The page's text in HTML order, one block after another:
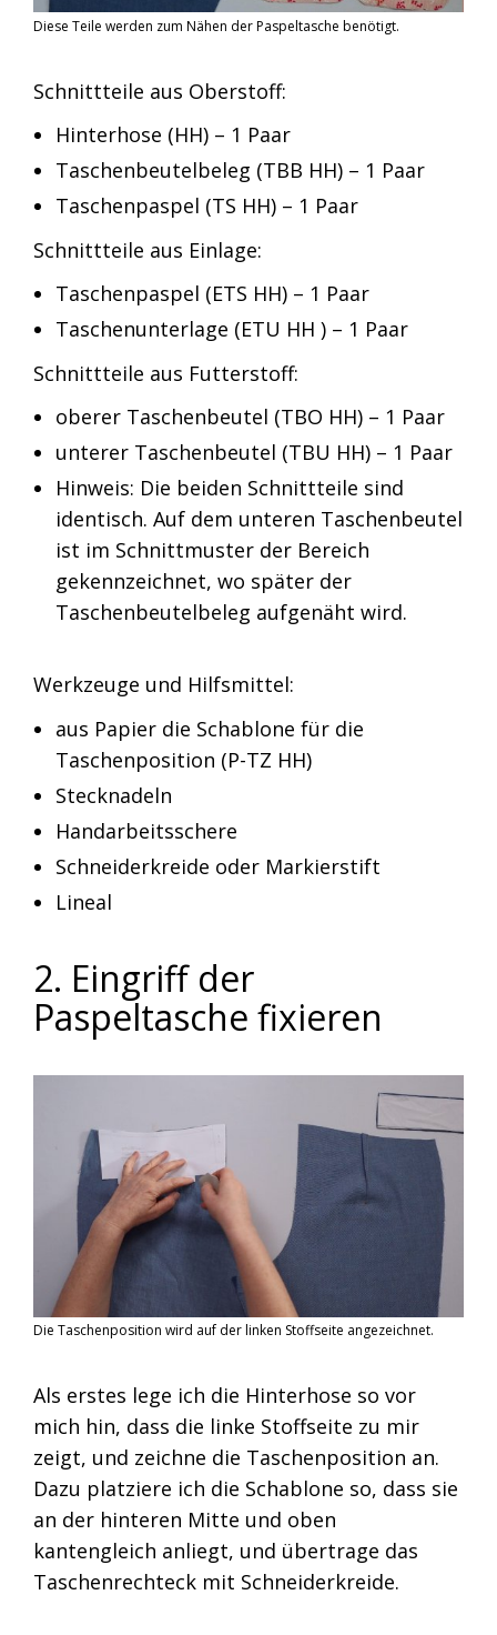
Diese Teile werden zum Nähen der Paspeltasche benötigt.
Schnittteile aus Oberstoff:
Hinterhose (HH) – 1 Paar
Taschenbeutelbeleg (TBB HH) – 1 Paar
Taschenpaspel (TS HH) – 1 Paar
Schnittteile aus Einlage:
Taschenpaspel (ETS HH) – 1 Paar
Taschenunterlage (ETU HH ) – 1 Paar
Schnittteile aus Futterstoff:
oberer Taschenbeutel (TBO HH) – 1 Paar
unterer Taschenbeutel (TBU HH) – 1 Paar
Hinweis: Die beiden Schnittteile sind
identisch. Auf dem unteren Taschenbeutel
ist im Schnittmuster der Bereich
gekennzeichnet, wo später der
Taschenbeutelbeleg aufgenäht wird.
Werkzeuge und Hilfsmittel:
aus Papier die Schablone für die
Taschenposition (P-TZ HH)
Stecknadeln
Handarbeitsschere
Schneiderkreide oder Markierstift
Lineal
2. Eingriff der
Paspeltasche fixieren
Die Taschenposition wird auf der linken Stoffseite angezeichnet.
Als erstes lege ich die Hinterhose so vor
mich hin, dass die linke Stoffseite zu mir
zeigt, und zeichne die Taschenposition an.
Dazu platziere ich die Schablone so, dass sie
an der hinteren Mitte und oben
kantengleich anliegt, und übertrage das
Taschenrechteck mit Schneiderkreide.